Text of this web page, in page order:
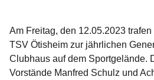
Am Freitag, den 12.05.2023
TSV Ötisheim zur jährlichen
Clubhaus auf dem Sportgelände.
Vorstände Manfred Schulz und